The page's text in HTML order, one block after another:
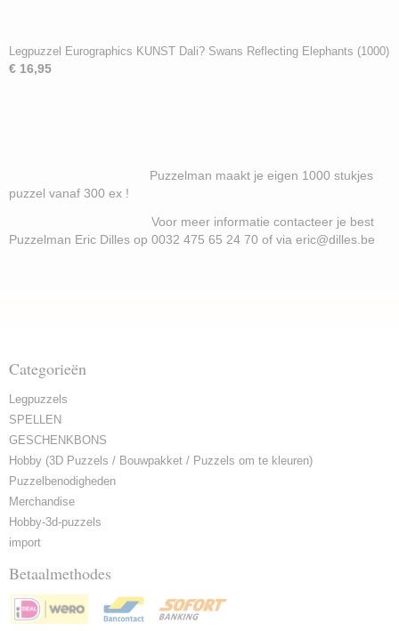
Legpuzzel Eurographics KUNST Dali? Swans Reflecting Elephants (1000)
€ 16,95
Puzzelman maakt je eigen 1000 stukjes
puzzel vanaf 300 ex !
Voor meer informatie contacteer je best
Puzzelman Eric Dilles op 0032 475 65 24 70 of via eric@dilles.be
Categorieën
Legpuzzels
SPELLEN
GESCHENKBONS
Hobby (3D Puzzels / Bouwpakket / Puzzels om te kleuren)
Puzzelbenodigheden
Merchandise
Hobby-3d-puzzels
import
Betaalmethodes